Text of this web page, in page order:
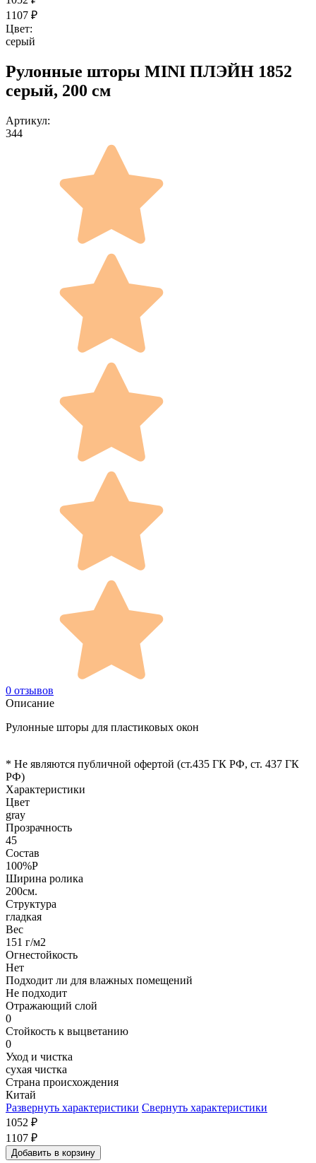
1107 ₽
Цвет:
серый
Рулонные шторы MINI ПЛЭЙН 1852
серый, 200 см
Артикул:
344
0 отзывов
Описание
Рулонные шторы для пластиковых окон
* Не являются публичной офертой (ст.435 ГК РФ, cт. 437 ГК
РФ)
Характеристики
Цвет
gray
Прозрачность
45
Состав
100%P
Ширина ролика
200см.
Структура
гладкая
Вес
151 г/м2
Огнестойкость
Нет
Подходит ли для влажных помещений
Не подходит
Отражающий слой
0
Стойкость к выцветанию
0
Уход и чистка
сухая чистка
Страна происхождения
Китай
Развернуть характеристики Свернуть характеристики
1052 ₽
1107 ₽
Добавить в корзину